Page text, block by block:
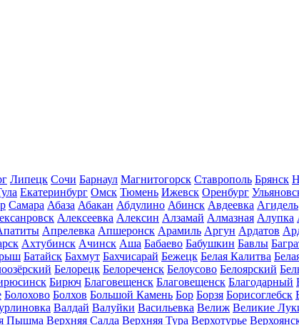
Липецк Сочи Барнаул Магнитогорск Ставрополь Брянск
Екатеринбург Омск Тюмень Ижевск Оренбург
Самара Абаза Абакан Абдулино Абинск Авдеевка Агидель
Алексеевка Алексин Алзамай Алмазная Алупка
Апрелевка Апшеронск Арамиль Аргун Ардатов
Ахтубинск Ачинск Аша Бабаево Бабушкин Бавлы
Батайск Бахмут Бахчисарай Бежецк Белая Калитва
Белорецк Белореченск Белоусово Белоярский
Бирюч Благовещенск Благовещенск Благодарный
Болохово Болхов Большой Камень Бор Борзя Борисоглебск
Валдай Валуйки Васильевка Велиж Великие
Пышма Верхняя Салда Верхняя Тура Верхотурье